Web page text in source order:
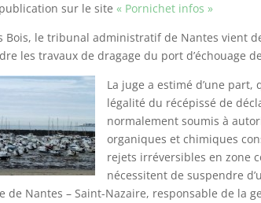
sur le site « Pornichet infos »
Bois, le tribunal administratif de Nantes vient
les travaux de dragage du port d’échouage
La juge a estimé d’une
légalité du récépissé de
normalement soumis à
organiques et chimiques
rejets irréversibles en zone
nécessitent de suspendre
de Nantes – Saint-Nazaire, responsable de la